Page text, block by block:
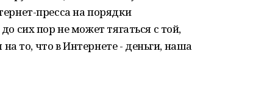
пресса на порядки
сих пор не может тягаться с той,
то, что в Интернете - деньги, наша